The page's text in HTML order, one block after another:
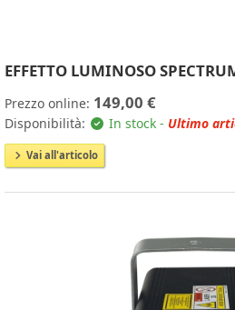
EFFETTO LUMINOSO
Prezzo online: 149,00 €
Disponibilità: In stock - Ultimo
Vai all'articolo